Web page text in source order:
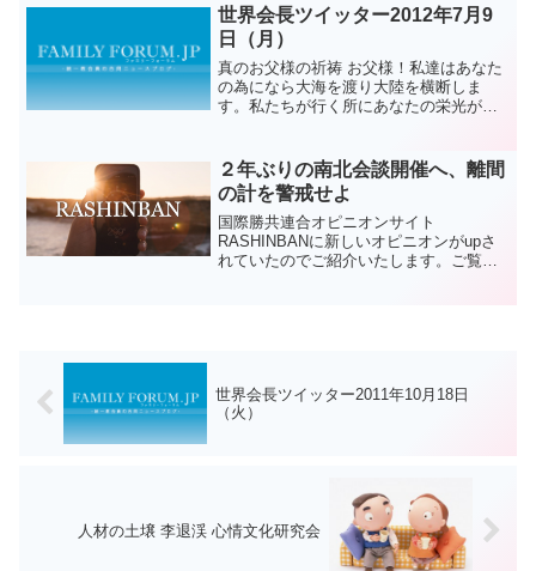
国に長く住んでい...
世界会長ツイッター2012年7月9
日（月）
真のお父様の祈祷 お父様！私達はあなた
の為になら大海を渡り大陸を横断しま
す。私たちが行く所にあなたの栄光が実
内で神様に侍り暮らしていける私達にな
るようにして下さい。アジ...
２年ぶりの南北会談開催へ、離間
の計を警戒せよ
国際勝共連合オピニオンサイト
RASHINBANに新しいオピニオンがupさ
れていたのでご紹介いたします。ご覧く
世界会長ツイッター2011年10月18日
（火）
人材の土壌 李退渓 心情文化研究会